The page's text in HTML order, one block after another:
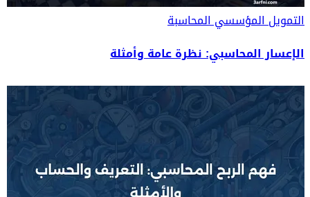
التمويل المؤسسيالمحاسبة
الإعسار المحاسبي: نظرة عامة وأمثلة